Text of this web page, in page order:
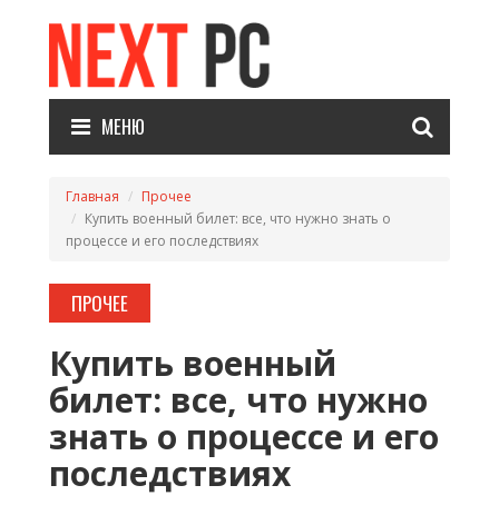
МЕНЮ
Главная
Прочее
Купить военный билет: все, что нужно знать о
процессе и его последствиях
ПРОЧЕЕ
Купить военный
билет: все, что нужно
знать о процессе и его
последствиях